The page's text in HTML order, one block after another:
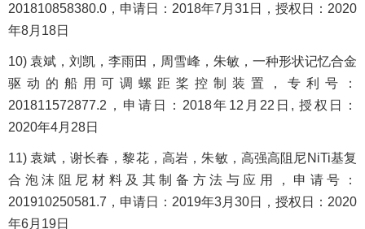
201810858380.0，申请日：2018年7月31日，授权日：2020
年8月18日
10) 袁斌，刘凯，李雨田，周雪峰，朱敏，一种形状记忆合金
驱动的船用可调螺距桨控制装置，专利号：
201811572877.2，申请日：2018年12月22日, 授权日：
2020年4月28日
11) 袁斌，谢长春，黎花，高岩，朱敏，高强高阻尼NiTi基复
合泡沫阻尼材料及其制备方法与应用，申请号：
201910250581.7，申请日：2019年3月30日，授权日：2020
年6月19日